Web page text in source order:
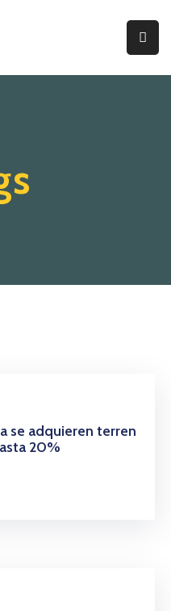
se adquieren terren
20%